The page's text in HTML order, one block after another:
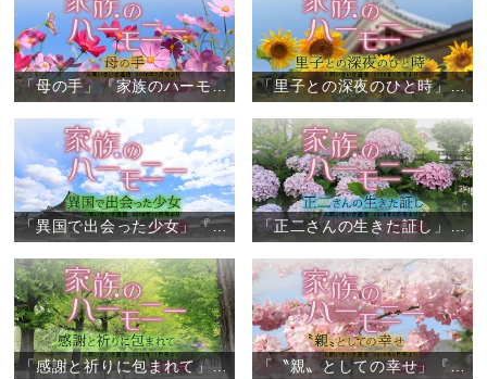
「母の手」『家族のハーモニー』（6） 「里子との深夜のひと時」『家族のハーモニー』（5）
「異国で出会った少女」『家族のハーモニー』（4） 「正二さんの生きた証し」『家族のハーモニー』（3）
「感謝と祈りに包まれて」『家族のハーモニー』（2） 「〝親〟としての幸せ」『家族のハーモニー』（1）